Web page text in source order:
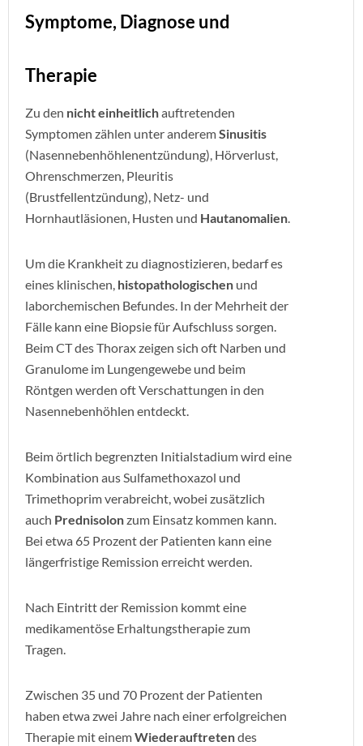
Symptome, Diagnose und
Therapie
Zu den nicht einheitlichauftretenden
Symptomen zählen unter anderemSinusitis
(Nasennebenhöhlenentzündung), Hörverlust,
Ohrenschmerzen, Pleuritis
(Brustfellentzündung), Netz- und
Hornhautläsionen, Husten und Hautanomalien.
Um die Krankheit zu diagnostizieren, bedarf es
eines klinischen, histopathologischen und
laborchemischen Befundes. In der Mehrheit der
Fälle kann eine Biopsie für Aufschluss sorgen.
Beim CT des Thorax zeigen sich oft Narben und
Granulome im Lungengewebe und beim
Röntgen werden oft Verschattungen in den
Nasennebenhöhlen entdeckt.
Beim örtlich begrenzten Initialstadium wird eine
Kombination aus Sulfamethoxazol und
Trimethoprim verabreicht, wobei zusätzlich
auch Prednisolonzum Einsatz kommen kann.
Bei etwa 65 Prozent der Patienten kann eine
längerfristige Remission erreicht werden.
Nach Eintritt der Remission kommt eine
medikamentöse Erhaltungstherapie zum
Tragen.
Zwischen 35 und 70 Prozent der Patienten
haben etwa zwei Jahre nach einer erfolgreichen
Therapie mit einemWiederauftretendes